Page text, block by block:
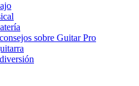
sobre Guitar Pro